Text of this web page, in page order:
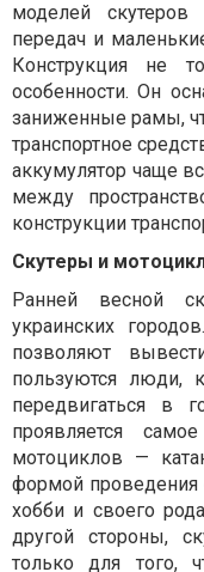
моделей
передач и
Конструкция не
особенности. Он
заниженные рамы,
транспортное
аккумулятор чаще
между
конструкции
Скутеры и
Ранней весной
украинских
позволяют
пользуются люди,
передвигаться в
проявляется
мотоциклов —
формой проведения
хобби и своего
другой стороны,
только для того,